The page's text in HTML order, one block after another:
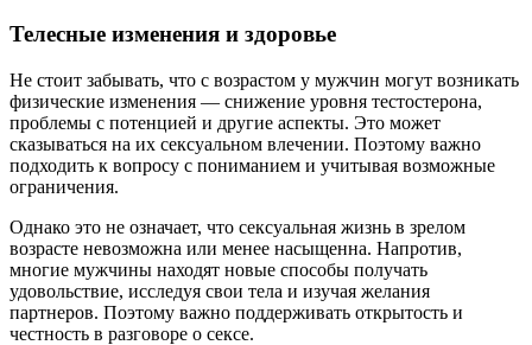
Телесные изменения и здоровье
Не стоит забывать, что с возрастом у мужчин могут возникать
физические изменения — снижение уровня тестостерона,
проблемы с потенцией и другие аспекты. Это может
сказываться на их сексуальном влечении. Поэтому важно
подходить к вопросу с пониманием и учитывая возможные
ограничения.
Однако это не означает, что сексуальная жизнь в зрелом
возрасте невозможна или менее насыщенна. Напротив,
многие мужчины находят новые способы получать
удовольствие, исследуя свои тела и изучая желания
партнеров. Поэтому важно поддерживать открытость и
честность в разговоре о сексе.